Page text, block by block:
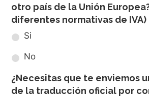
otro país de la Unión
diferentes normativas de IVA)
Si
No
¿Necesitas que te enviemos
de la traducción oficial por